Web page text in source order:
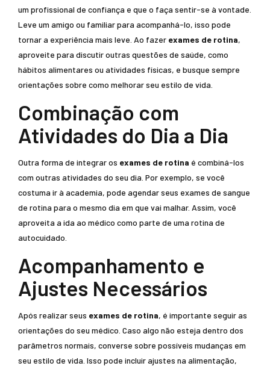
um profissional de confiança e que o faça sentir-se à vontade.
Leve um amigo ou familiar para acompanhá-lo, isso pode
tornar a experiência mais leve. Ao fazer exames de rotina,
aproveite para discutir outras questões de saúde, como
hábitos alimentares ou atividades físicas, e busque sempre
orientações sobre como melhorar seu estilo de vida.
Combinação com
Atividades do Dia a Dia
Outra forma de integrar os exames de rotina é combiná-los
com outras atividades do seu dia. Por exemplo, se você
costuma ir à academia, pode agendar seus exames de sangue
de rotina para o mesmo dia em que vai malhar. Assim, você
aproveita a ida ao médico como parte de uma rotina de
autocuidado.
Acompanhamento e
Ajustes Necessários
Após realizar seus exames de rotina, é importante seguir as
orientações do seu médico. Caso algo não esteja dentro dos
parâmetros normais, converse sobre possíveis mudanças em
seu estilo de vida. Isso pode incluir ajustes na alimentação,